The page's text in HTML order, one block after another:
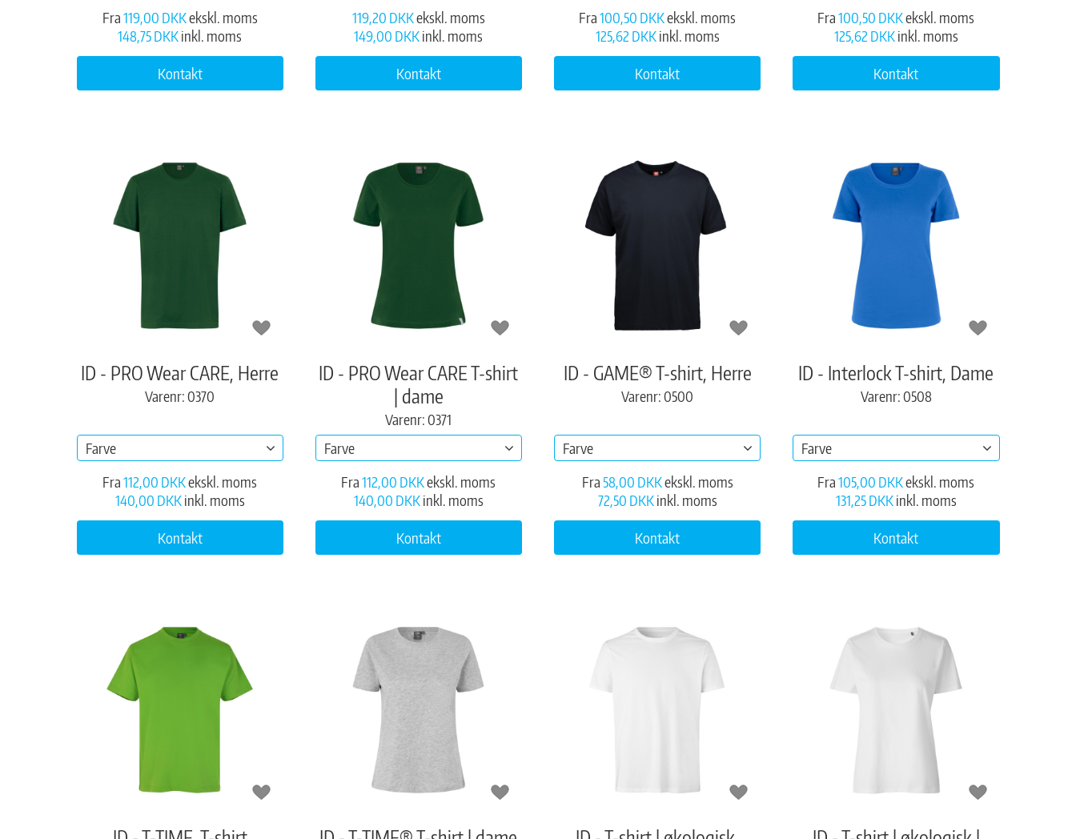
Fra119,00 DKKekskl. moms
148,75 DKKinkl. moms
Kontakt
119,20 DKKekskl. moms
149,00 DKKinkl. moms
Kontakt
Fra100,50 DKKekskl. moms
125,62 DKKinkl. moms
Kontakt
Fra100,50 DKKekskl. moms
125,62 DKKinkl. moms
Kontakt
ID - PRO Wear CARE, Herre
Varenr: 0370
Farve
Fra112,00 DKKekskl. moms
140,00 DKKinkl. moms
Kontakt
ID - PRO Wear CARE T-shirt
| dame
Varenr: 0371
Farve
Fra112,00 DKKekskl. moms
140,00 DKKinkl. moms
Kontakt
ID - GAME® T-shirt, Herre
Varenr: 0500
Farve
Fra 58,00 DKKekskl. moms
72,50 DKKinkl. moms
Kontakt
ID - Interlock T-shirt, Dame
Varenr: 0508
Farve
Fra105,00 DKKekskl. moms
131,25 DKKinkl. moms
Kontakt